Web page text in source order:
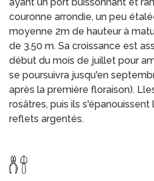
couronne arrondie, un peu
moyenne 2m de hauteur à
de 3.50 m. Sa croissance est
début du mois de juillet pour
se poursuivra jusqu'en
après la première floraison).
rosâtres, puis ils
reflets argentés.